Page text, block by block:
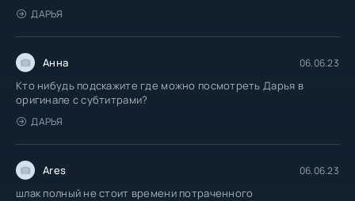
ДАРЬЯ
Анна 06.06.23
Кто нибудь подскажите где можно посмотреть Дарья в
оригинале с субтитрами?
ДАРЬЯ
Ares 06.06.23
шлак полный не стоит времени потраченного